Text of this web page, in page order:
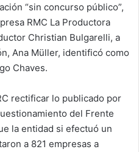
“sin concurso público”,
RMC La Productora
Christian Bulgarelli, a
Ana Müller, identificó como
Chaves.
rectificar lo publicado por
del Frente
la entidad si efectuó un
a 821 empresas a